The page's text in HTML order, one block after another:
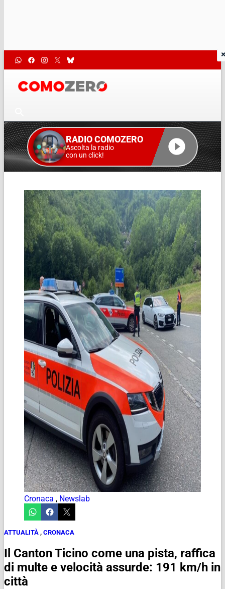
RADIO COMOZERO
Ascolta la radio
con un click!
Cronaca , Newslab
ATTUALITÀ , CRONACA
Il Canton Ticino come una pista, raffica
di multe e velocità assurde: 191 km/h in
città